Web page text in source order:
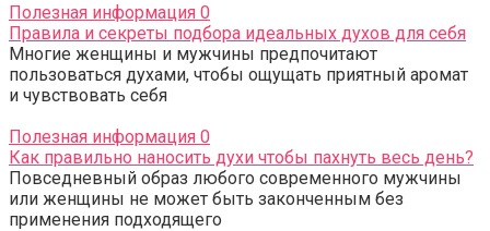
Полезная информация 0
Правила и секреты подбора идеальных духов для себя
Многие женщины и мужчины предпочитают
пользоваться духами, чтобы ощущать приятный аромат
и чувствовать себя
Полезная информация 0
Как правильно наносить духи чтобы пахнуть весь день?
Повседневный образ любого современного мужчины
или женщины не может быть законченным без
применения подходящего